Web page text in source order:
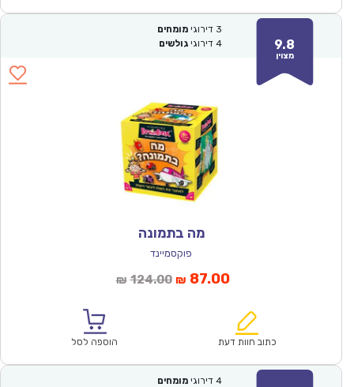
9.8
מצוין
3 דירוגי מומחים
4 דירוגי גולשים
מה בתמונה
פוקסמיינד
₪ 124.00המחיר
₪124.00.
₪ 87.00המחיר
הוא:
כתוב חוות דעת הוספה לסל
4 דירוגי מומחים